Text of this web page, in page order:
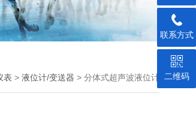
表 > 液位计/变送器 > 分体式超声波液位计
联系方式
二维码